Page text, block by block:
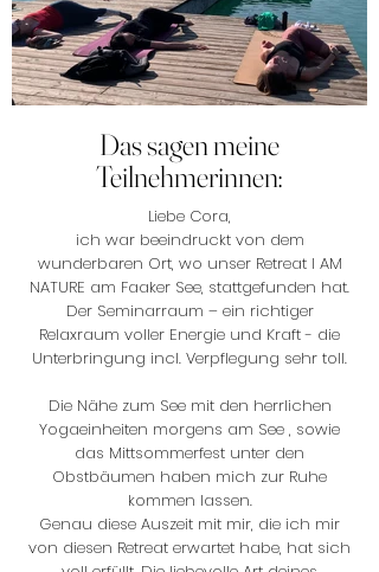
Das sagen meine
Teilnehmerinnen:
Liebe Cora,
ich war beeindruckt von dem
wunderbaren Ort, wo unser Retreat I AM
NATURE am Faaker See, stattgefunden hat.
Der Seminarraum – ein richtiger
Relaxraum voller Energie und Kraft - die
Unterbringung incl. Verpflegung sehr toll.
Die Nähe zum See mit den herrlichen
Yogaeinheiten morgens am See , sowie
das Mittsommerfest unter den
Obstbäumen haben mich zur Ruhe
kommen lassen.
Genau diese Auszeit mit mir, die ich mir
von diesen Retreat erwartet habe, hat sich